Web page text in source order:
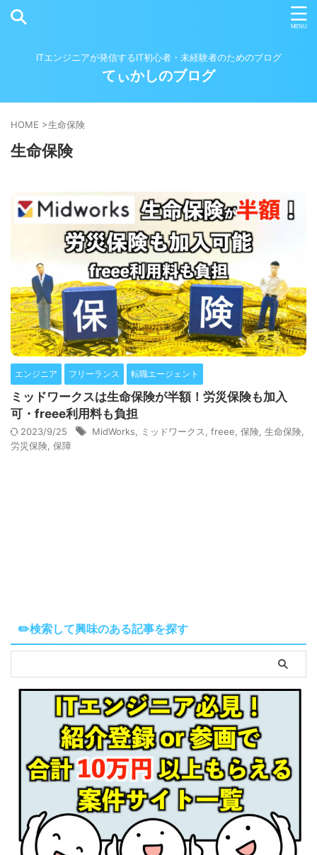
ITエンジニアが発信するIT初心者・未経験者のためのブログ
てぃかしのブログ
HOME >生命保険
生命保険
エンジニア フリーランス 転職エージェント
ミッドワークスは生命保険が半額！労災保険も加入
可・freee利用料も負担
2023/9/25 MidWorks, ミッドワークス, freee, 保険, 生命保険,
労災保険, 保障
✏️検索して興味のある記事を探す